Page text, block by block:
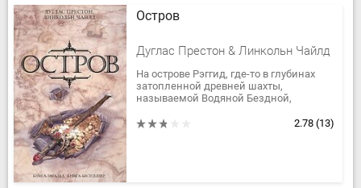
Остров
Дуглас Престон & Линкольн Чайлд
На острове Рэггид, где-то в глубинах
затопленной древней шахты,
называемой Водяной Бездной,
спрятанные здесь знаменитым2.78 (13)